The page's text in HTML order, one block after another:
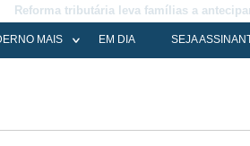
Falece Elena Menoia Cesarin
MAIS EM DIA SEJA